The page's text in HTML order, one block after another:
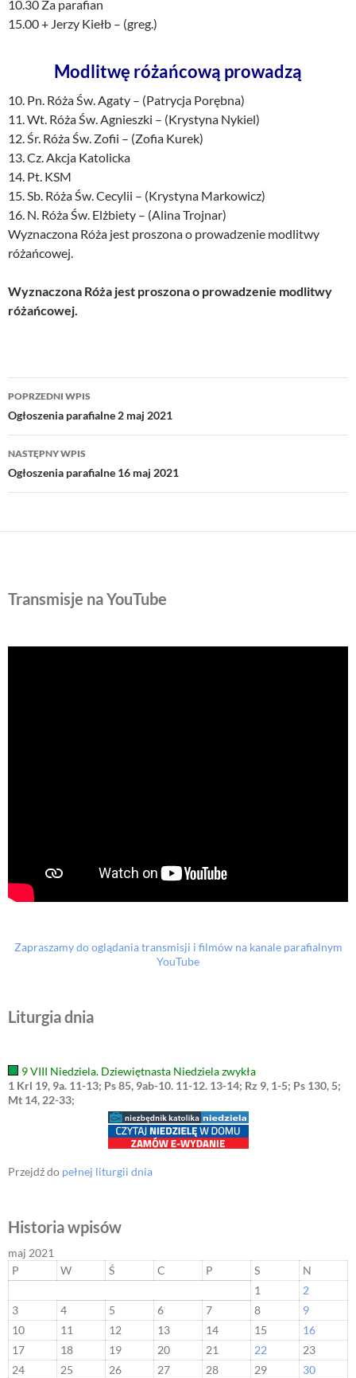
10.30 Za parafian
15.00 + Jerzy Kiełb – (greg.)
Modlitwę różańcową prowadzą
10. Pn. Róża Św. Agaty – (Patrycja Porębna)
11. Wt. Róża Św. Agnieszki – (Krystyna Nykiel)
12. Śr. Róża Św. Zofii – (Zofia Kurek)
13. Cz. Akcja Katolicka
14. Pt. KSM
15. Sb. Róża Św. Cecylii – (Krystyna Markowicz)
16. N. Róża Św. Elżbiety – (Alina Trojnar)
Wyznaczona Róża jest proszona o prowadzenie modlitwy
różańcowej.
Wyznaczona Róża jest proszona o prowadzenie modlitwy
różańcowej.
Nawigacja
wpisu
POPRZEDNI WPIS
Ogłoszenia parafialne 2 maj 2021
NASTĘPNY WPIS
Ogłoszenia parafialne 16 maj 2021
Transmisje na YouTube
Zapraszamy do oglądania transmisji i filmów na kanale parafialnym
YouTube
Liturgia dnia
9 VIII Niedziela. Dziewiętnasta Niedziela zwykła
1 Krl 19, 9a. 11-13; Ps 85, 9ab-10. 11-12. 13-14; Rz 9, 1-5; Ps 130, 5;
Mt 14, 22-33;
Przejdź do pełnej liturgii dnia
Historia wpisów
maj 2021
P
W Ś C P S
N
1
2
3
4 5 6 7 8
9
10
11 12 13 14 15
16
17
18 19 20 21 22
23
24
25 26 27 28 29
30